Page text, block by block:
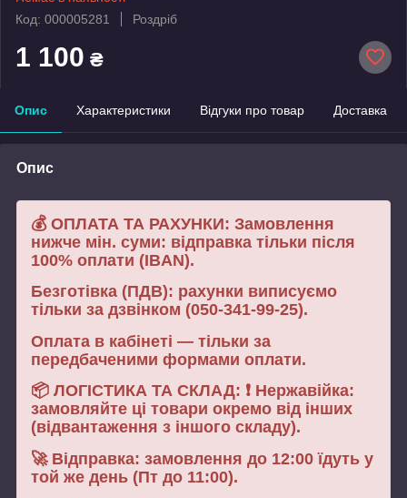
Код: 000005281
Роздріб
1 100 ₴
Опис Характеристики Відгуки про товар Доставка
Опис
💰 ОПЛАТА ТА РАХУНКИ: Замовлення
нижче мін. суми: відправка тільки після
100% оплати (IBAN).
Безготівка (ПДВ): рахунки виписуємо
тільки за дзвінком (050-341-99-25).
Оплата в кабінеті — тільки за
передбаченими формами оплати.
📦 ЛОГІСТИКА ТА СКЛАД: ❗ Нержавійка:
замовляйте ці товари окремо від інших
(відвантаження з іншого складу).
🚀 Відправка: замовлення до 12:00 їдуть у
той же день (Пт до 11:00).